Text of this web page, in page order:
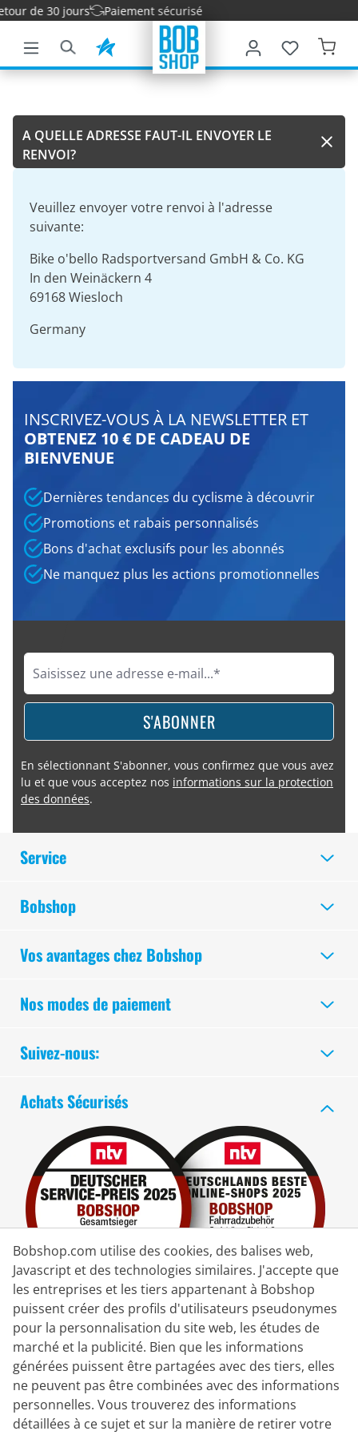
principal
de 30 jours Paiement sécurisé
A QUELLE ADRESSE FAUT-IL ENVOYER LE
RENVOI?
Veuillez envoyer votre renvoi à l'adresse
suivante:
Bike o'bello Radsportversand GmbH & Co. KG
In den Weinäckern 4
69168 Wiesloch
Germany
INSCRIVEZ-VOUS À LA NEWSLETTER ET
OBTENEZ 10 € DE CADEAU DE
BIENVENUE
Dernières tendances du cyclisme à découvrir
Promotions et rabais personnalisés
Bons d'achat exclusifs pour les abonnés
Ne manquez plus les actions promotionnelles
S'ABONNER
En sélectionnant S'abonner, vous confirmez que vous avez
lu et que vous acceptez nos informations sur la protection
des données.
Service
Bobshop
Vos avantages chez Bobshop
Nos modes de paiement
Nous Contacter
Chat en direct
Suivez-nous:
Achats Sécurisés
Partenaire de Livraison
Bobshop.com utilise des cookies, des balises web,
Javascript et des technologies similaires. J'accepte que
les entreprises et les tiers appartenant à Bobshop
puissent créer des profils d'utilisateurs pseudonymes
pour la personnalisation du site web, les études de
marché et la publicité. Bien que les informations
générées puissent être partagées avec des tiers, elles
ne peuvent pas être combinées avec des informations
personnelles. Vous trouverez des informations
détaillées à ce sujet et sur la manière de retirer votre